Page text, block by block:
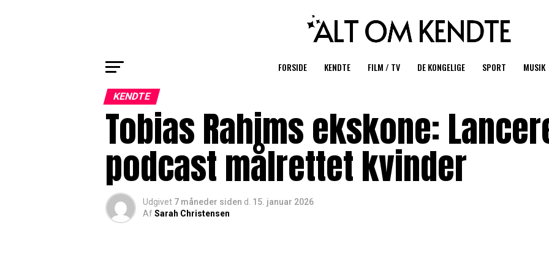
FORSIDE KENDTE FILM / TV DE KONGELIGE SPORT MUSIK
KENDTE
Tobias Rahims ekskone:
podcast målrettet kvinder
Udgivet 7 måneder siden d. 15. januar 2026
AfSarah Christensen